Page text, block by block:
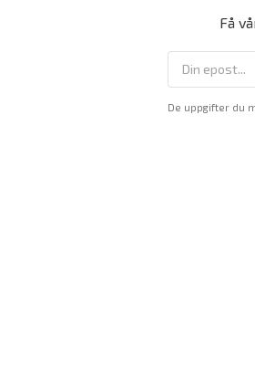
Få
De uppgifter du